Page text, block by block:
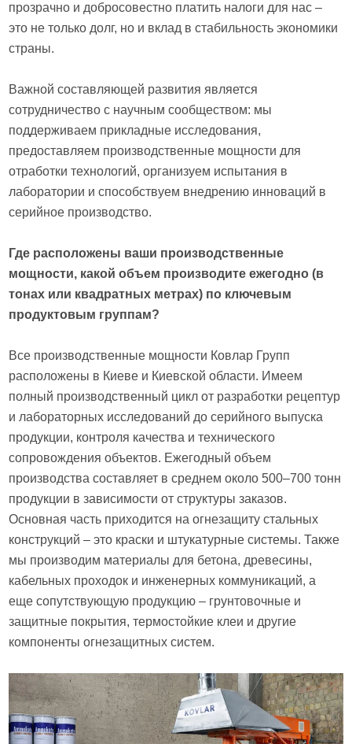
прозрачно и добросовестно платить налоги для нас –
это не только долг, но и вклад в стабильность экономики
страны.
Важной составляющей развития является
сотрудничество с научным сообществом: мы
поддерживаем прикладные исследования,
предоставляем производственные мощности для
отработки технологий, организуем испытания в
лаборатории и способствуем внедрению инноваций в
серийное производство.
Где расположены ваши производственные
мощности, какой объем производите ежегодно (в
тонах или квадратных метрах) по ключевым
продуктовым группам?
Все производственные мощности Ковлар Групп
расположены в Киеве и Киевской области. Имеем
полный производственный цикл от разработки рецептур
и лабораторных исследований до серийного выпуска
продукции, контроля качества и технического
сопровождения объектов. Ежегодный объем
производства составляет в среднем около 500–700 тонн
продукции в зависимости от структуры заказов.
Основная часть приходится на огнезащиту стальных
конструкций – это краски и штукатурные системы. Также
мы производим материалы для бетона, древесины,
кабельных проходок и инженерных коммуникаций, а
еще сопутствующую продукцию – грунтовочные и
защитные покрытия, термостойкие клеи и другие
компоненты огнезащитных систем.